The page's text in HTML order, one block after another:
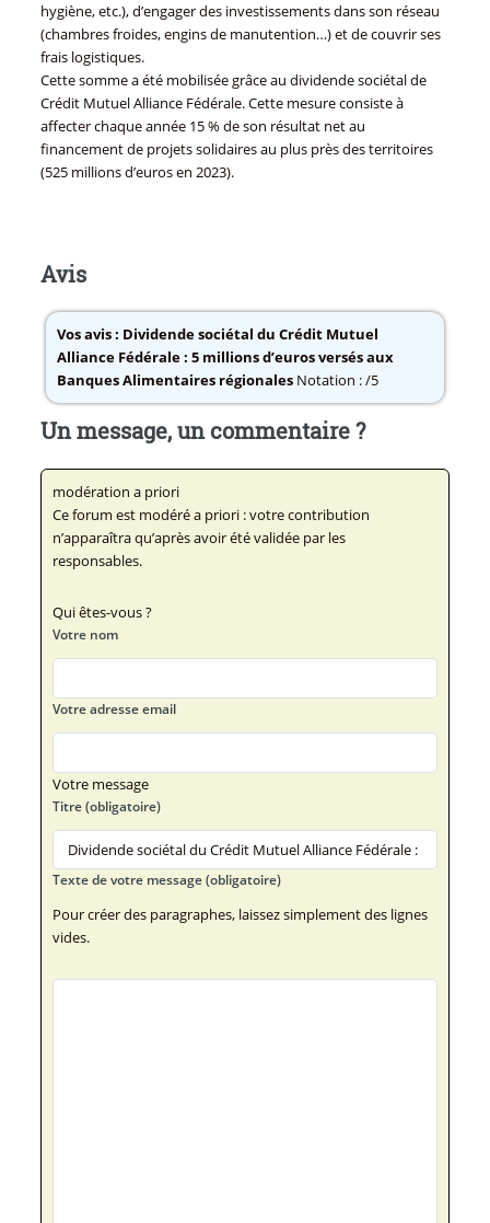
hygiène, etc.), d’engager des investissements dans son réseau
(chambres froides, engins de manutention…) et de couvrir ses
frais logistiques.
Cette somme a été mobilisée grâce au dividende sociétal de
Crédit Mutuel Alliance Fédérale. Cette mesure consiste à
affecter chaque année 15 % de son résultat net au
financement de projets solidaires au plus près des territoires
(525 millions d’euros en 2023).
Avis
Vos avis : Dividende sociétal du Crédit Mutuel
Alliance Fédérale : 5 millions d’euros versés aux
Banques Alimentaires régionalesNotation : /5
Un message, un commentaire ?
modération a priori
Ce forum est modéré a priori : votre contribution
n’apparaîtra qu’après avoir été validée par les
responsables.
Qui êtes-vous ?
Votre nom
Votre adresse email
Votre message
Titre (obligatoire)
Texte de votre message (obligatoire)
Pour créer des paragraphes, laissez simplement des lignes
vides.